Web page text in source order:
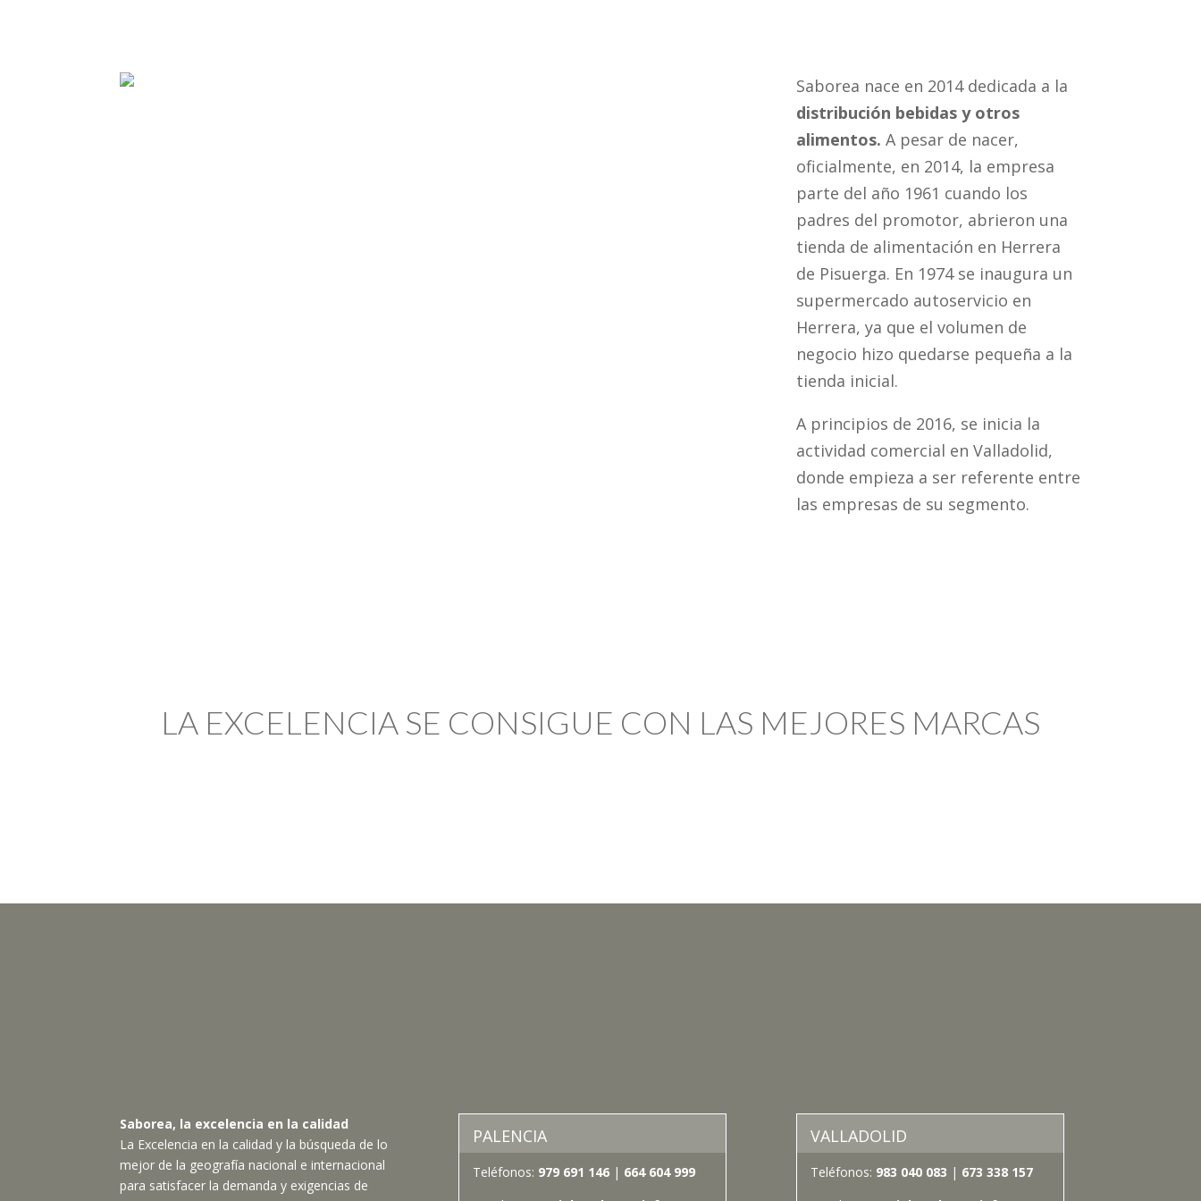
Saborea nace en 2014 dedicada a la
distribución bebidas y otros
alimentos. A pesar de nacer,
oficialmente, en 2014, la empresa
parte del año 1961 cuando los
padres del promotor, abrieron una
tienda de alimentación en Herrera
de Pisuerga. En 1974 se inaugura un
supermercado autoservicio en
Herrera, ya que el volumen de
negocio hizo quedarse pequeña a la
tienda inicial.
A principios de 2016, se inicia la
actividad comercial en Valladolid,
donde empieza a ser referente entre
las empresas de su segmento.
LA EXCELENCIA SE CONSIGUE CON LAS MEJORES MARCAS
Saborea, la excelencia en la calidad
La Excelencia en la calidad y la búsqueda de lo
mejor de la geografía nacional e internacional
para satisfacer la demanda y exigencias de
PALENCIA
Teléfonos: 979 691 146| 664 604 999
VALLADOLID
Teléfonos: 983 040 083 | 673 338 157